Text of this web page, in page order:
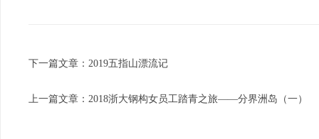
下一篇文章： 2019五指山漂流记
上一篇文章： 2018浙大钢构女员工踏青之旅——分界洲岛（一）